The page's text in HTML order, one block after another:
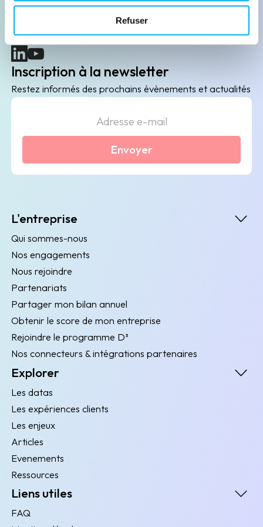
Refuser
B2B de data marketing, gestion des risques
client/fournisseur et conformité.
(nouvelle fenêtre)
(nouvelle fenêtre)
Inscription à la newsletter
Restez informés des prochains évènements et actualités
Envoyer
L'entreprise
Qui sommes-nous
Nos engagements
Nous rejoindre
Partenariats
Partager mon bilan annuel
Obtenir le score de mon entreprise
Rejoindre le programme D³
Nos connecteurs & intégrations partenaires
Explorer
Les datas
Les expériences clients
Les enjeux
Articles
Evenements
Ressources
Liens utiles
FAQ